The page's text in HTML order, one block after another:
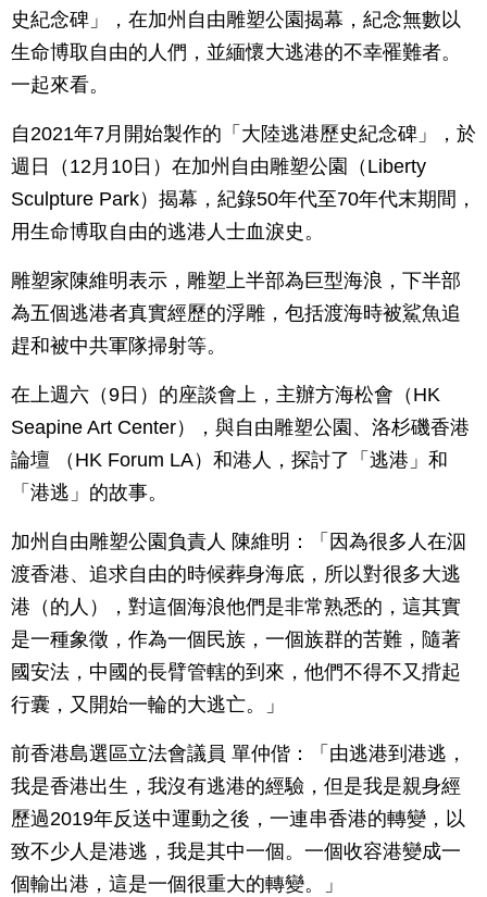
史紀念碑」，在加州自由雕塑公園揭幕，紀念無數以
生命博取自由的人們，並緬懷大逃港的不幸罹難者。
一起來看。
自2021年7月開始製作的「大陸逃港歷史紀念碑」，於
週日（12月10日）在加州自由雕塑公園（Liberty
Sculpture Park）揭幕，紀錄50年代至70年代末期間，
用生命博取自由的逃港人士血淚史。
雕塑家陳維明表示，雕塑上半部為巨型海浪，下半部
為五個逃港者真實經歷的浮雕，包括渡海時被鯊魚追
趕和被中共軍隊掃射等。
在上週六（9日）的座談會上，主辦方海松會（HK
Seapine Art Center），與自由雕塑公園、洛杉磯香港
論壇 （HK Forum LA）和港人，探討了「逃港」和
「港逃」的故事。
加州自由雕塑公園負責人 陳維明：「因為很多人在泅
渡香港、追求自由的時候葬身海底，所以對很多大逃
港（的人），對這個海浪他們是非常熟悉的，這其實
是一種象徵，作為一個民族，一個族群的苦難，隨著
國安法，中國的長臂管轄的到來，他們不得不又揹起
行囊，又開始一輪的大逃亡。」
前香港島選區立法會議員 單仲偕：「由逃港到港逃，
我是香港出生，我沒有逃港的經驗，但是我是親身經
歷過2019年反送中運動之後，一連串香港的轉變，以
致不少人是港逃，我是其中一個。一個收容港變成一
個輸出港，這是一個很重大的轉變。」